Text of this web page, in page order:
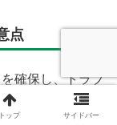
点
確保し、トラブ
はスリムなデザ
トップ サイドバー